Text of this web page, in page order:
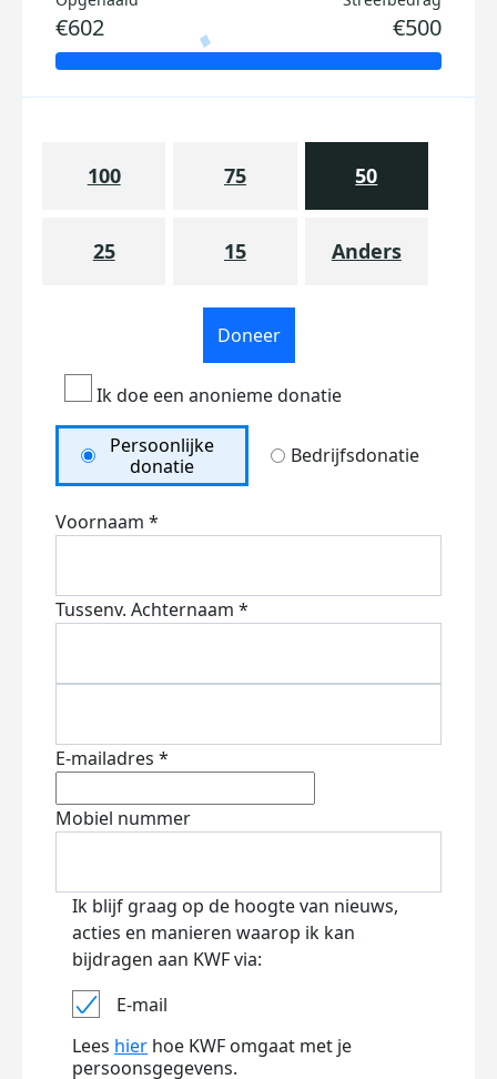
€602 €500
100 75 50
25 15 Anders
Doneer
Ik doe een anonieme donatie
Persoonlijke
donatie
Bedrijfsdonatie
Voornaam *
Tussenv. Achternaam *
E-mailadres *
Mobiel nummer
Ik blijf graag op de hoogte van nieuws,
acties en manieren waarop ik kan
bijdragen aan KWF via:
E-mail
Lees hier hoe KWF omgaat met je
persoonsgegevens.